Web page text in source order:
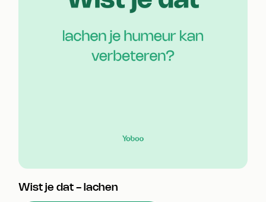
Wist je dat - lachen